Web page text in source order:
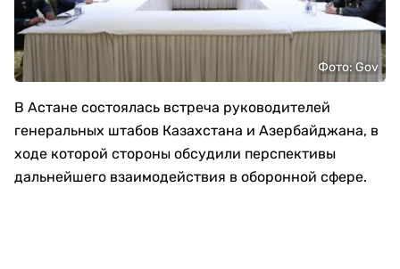
Фото: Gov
В Астане состоялась встреча руководителей
генеральных штабов Казахстана и Азербайджана, в
ходе которой стороны обсудили перспективы
дальнейшего взаимодействия в оборонной сфере.